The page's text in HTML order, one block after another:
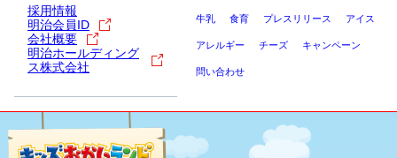
採用情報
明治会員ID
会社概要
明治ホールディング
ス株式会社
牛乳 食育 プレスリリース アイス
アレルギー チーズ キャンペーン
問い合わせ